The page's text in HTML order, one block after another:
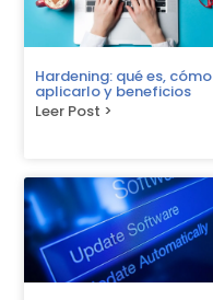
Hardening: qué es, cómo
aplicarlo y beneficios
Leer Post >